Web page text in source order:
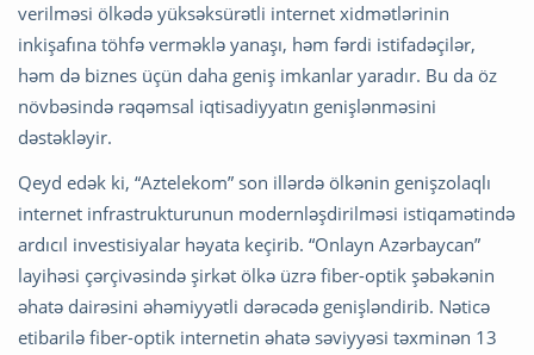
verilməsi ölkədə yüksəksürətli internet xidmətlərinin
inkişafına töhfə verməklə yanaşı, həm fərdi istifadəçilər,
həm də biznes üçün daha geniş imkanlar yaradır. Bu da öz
növbəsində rəqəmsal iqtisadiyyatın genişlənməsini
dəstəkləyir.
Qeyd edək ki, “Aztelekom” son illərdə ölkənin genişzolaqlı
internet infrastrukturunun modernləşdirilməsi istiqamətində
ardıcıl investisiyalar həyata keçirib. “Onlayn Azərbaycan”
layihəsi çərçivəsində şirkət ölkə üzrə fiber-optik şəbəkənin
əhatə dairəsini əhəmiyyətli dərəcədə genişləndirib. Nəticə
etibarilə fiber-optik internetin əhatə səviyyəsi təxminən 13